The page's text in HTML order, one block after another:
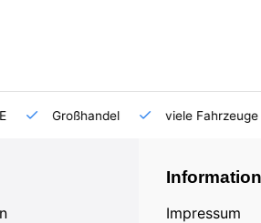
Großhandel viele Fahrzeuge
Impressum